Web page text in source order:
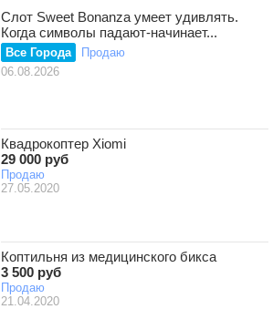
Слот Sweet Bonanza умеет удивлять.
Когда символы падают-начинает...
Все Города
Продаю
06.08.2026
Квадрокоптер Xiomi
29 000 руб
Продаю
27.05.2020
Коптильня из медицинского бикса
3 500 руб
Продаю
21.04.2020